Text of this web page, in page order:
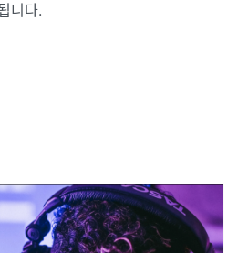
니다.